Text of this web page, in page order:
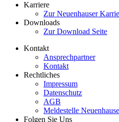
Karriere
Zur Neuenhauser
Downloads
Zur Download Seite
Kontakt
Ansprechpartner
Kontakt
Rechtliches
Impressum
Datenschutz
AGB
Meldestelle
Folgen Sie Uns